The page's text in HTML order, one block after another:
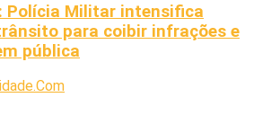
Polícia Militar intensifica
para coibir infrações e
pública